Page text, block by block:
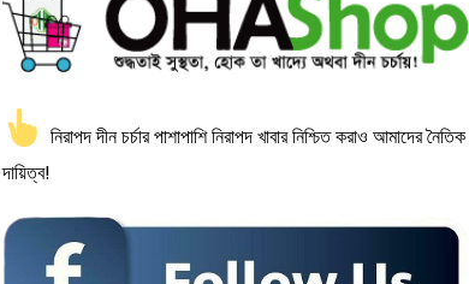
নিরাপদ দীন চর্চার পাশাপাশি নিরাপদ খাবার নিশ্চিত করাও আমাদের নৈতিক
দায়িত্ব!